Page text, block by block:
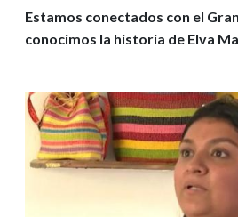
Estamos conectados con el
conocimos la historia de Elva